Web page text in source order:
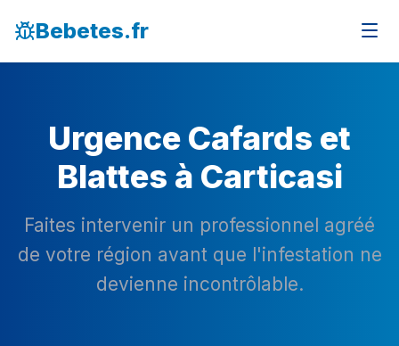
Bebetes.fr
Urgence Cafards et
Blattes à Carticasi
Faites intervenir un professionnel agréé
de votre région avant que l'infestation ne
devienne incontrôlable.